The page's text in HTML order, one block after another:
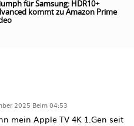
für Samsung: HDR10+
kommt zu Amazon Prime
2025 Beim 04:53
mein Apple TV 4K 1.Gen seit